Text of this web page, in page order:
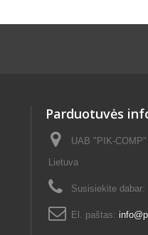
Parduotuvės
UAB "PIK-
Lietuva
Susisiekite dabar:
El. paštas: